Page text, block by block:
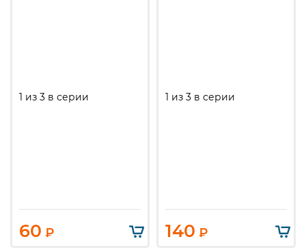
1 из 3 в серии
60 ₽
1 из 3 в серии
140 ₽